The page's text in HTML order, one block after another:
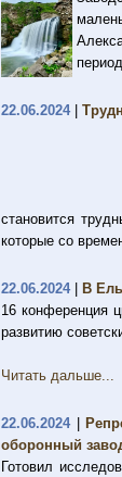
22.06.2024|
становится
которые со
22.06.2024|
В
16 конференция
развитию
Читать дальше...
22.06.2024|
оборонный
Готовил